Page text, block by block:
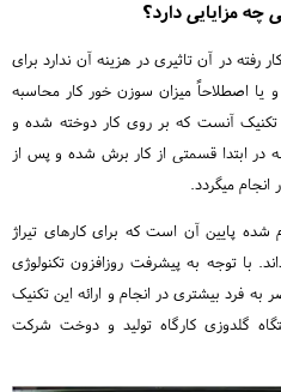
چه مزایایی دارد؟
در آن تاثیری در هزینه آن ندارد برای
و یا اصطلاحاً میزان سوزن خور کار محاسبه
آنست که بر روی کار دوخته شده و
در ابتدا قسمتی از کار برش شده و پس از
میگردد.
پایین آن است که برای کارهای تیراژ
با توجه به پیشرفت روزافزون تکنولوژی
فرد بیشتری در انجام و ارائه این تکنیک
گلدوزی کارگاه تولید و دوخت شرکت